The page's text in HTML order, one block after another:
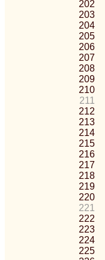
202
203
204
205
206
207
208
209
210
211
212
213
214
215
216
217
218
219
220
221
222
223
224
225